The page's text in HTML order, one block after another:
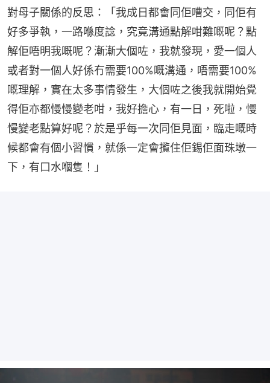
對母子關係的反思：「我成日都會同佢嘈交，同佢有
好多爭執，一路喺度諗，究竟溝通點解咁難嘅呢？點
解佢唔明我嘅呢？漸漸大個咗，我就發現，愛一個人
或者對一個人好係冇需要100%嘅溝通，唔需要100%
嘅理解，實在太多事情發生，大個咗之後我就開始覺
得佢亦都慢慢變老咁，我好擔心，有一日，死啦，慢
慢變老點算好呢？於是乎每一次同佢見面，臨走嘅時
候都會有個小習慣，就係一定會攬住佢錫佢面珠墩一
下，有口水嗰隻！」